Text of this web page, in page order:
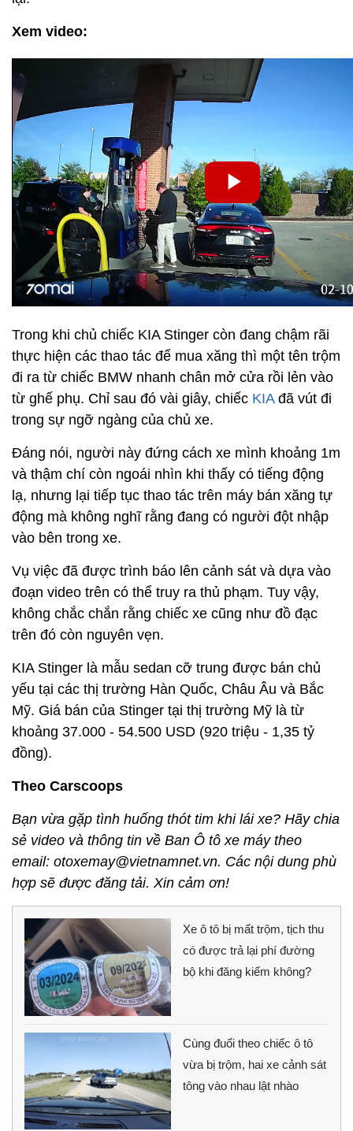
Xem video:
Trong khi chủ chiếc KIA Stinger còn đang chậm rãi
thực hiện các thao tác để mua xăng thì một tên trộm
đi ra từ chiếc BMW nhanh chân mở cửa rồi lẻn vào
từ ghế phụ. Chỉ sau đó vài giây, chiếc KIAđã vút đi
trong sự ngỡ ngàng của chủ xe.
Đáng nói, người này đứng cách xe mình khoảng 1m
và thậm chí còn ngoái nhìn khi thấy có tiếng động
lạ, nhưng lại tiếp tục thao tác trên máy bán xăng tự
động mà không nghĩ rằng đang có người đột nhập
vào bên trong xe.
Vụ việc đã được trình báo lên cảnh sát và dựa vào
đoạn video trên có thể truy ra thủ phạm. Tuy vậy,
không chắc chắn rằng chiếc xe cũng như đồ đạc
trên đó còn nguyên vẹn.
KIA Stinger là mẫu sedan cỡ trung được bán chủ
yếu tại các thị trường Hàn Quốc, Châu Âu và Bắc
Mỹ. Giá bán của Stinger tại thị trường Mỹ là từ
khoảng 37.000 - 54.500 USD (920 triệu - 1,35 tỷ
đồng).
Theo Carscoops
Bạn vừa gặp tình huống thót tim khi lái xe? Hãy chia
sẻ video và thông tin về Ban Ô tô xe máy theo
email: otoxemay@vietnamnet.vn. Các nội dung phù
hợp sẽ được đăng tải. Xin cảm ơn!
Xe ô tô bị mất trộm, tịch thu
có được trả lại phí đường
bộ khi đăng kiểm không?
Cùng đuổi theo chiếc ô tô
vừa bị trộm, hai xe cảnh sát
tông vào nhau lật nhào